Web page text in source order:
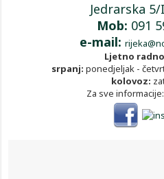
Jedrarska
Mob: 091
e-mail:
Ljetno
srpanj: ponedjeljak -
kolovoz:
Za sve